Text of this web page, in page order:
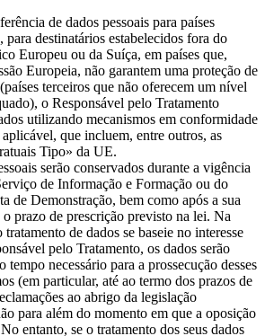
de dados pessoais para países
para destinatários estabelecidos fora do
Europeu ou da Suíça, em países que,
Europeia, não garantem uma proteção de
terceiros que não oferecem um nível
o Responsável pelo Tratamento
utilizando mecanismos em conformidade
que incluem, entre outros, as
Tipo» da UE.
serão conservados durante a vigência
de Informação e Formação ou do
de Demonstração, bem como após a sua
o prazo de prescrição previsto na lei. Na
de dados se baseie no interesse
pelo Tratamento, os dados serão
tempo necessário para a prossecução desses
(em particular, até ao termo dos prazos de
ao abrigo da legislação
para além do momento em que a oposição
entanto, se o tratamento dos seus dados